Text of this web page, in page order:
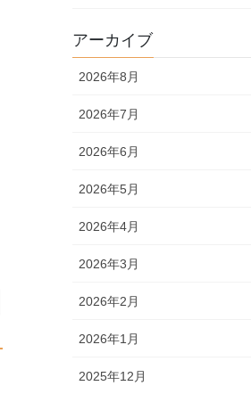
アーカイブ
2026年8月
2026年7月
2026年6月
2026年5月
2026年4月
2026年3月
2026年2月
2026年1月
2025年12月